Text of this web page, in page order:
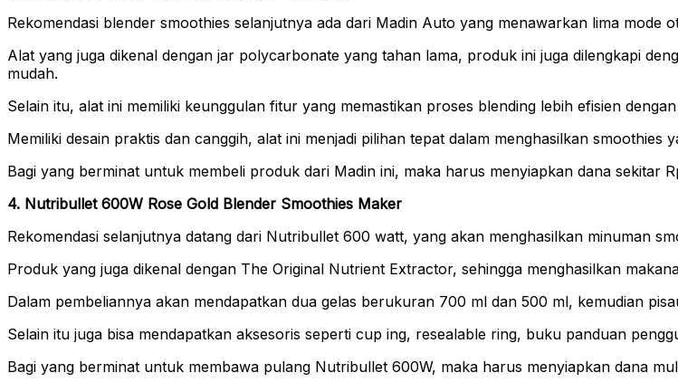
Rekomendasi blender smoothies selanjutnya ada dari Madin Auto yang menawarkan lima mode
Alat yang juga dikenal dengan jar polycarbonate yang tahan lama, produk ini juga dilengkapi
mudah.
Selain itu, alat ini memiliki keunggulan fitur yang memastikan proses blending lebih efisien
Memiliki desain praktis dan canggih, alat ini menjadi pilihan tepat dalam menghasilkan smoothies
Bagi yang berminat untuk membeli produk dari Madin ini, maka harus menyiapkan dana sekitar
4. Nutribullet 600W Rose Gold Blender Smoothies Maker
Rekomendasi selanjutnya datang dari Nutribullet 600 watt, yang akan menghasilkan minuman
Produk yang juga dikenal dengan The Original Nutrient Extractor, sehingga menghasilkan
Dalam pembeliannya akan mendapatkan dua gelas berukuran 700 ml dan 500 ml, kemudian
Selain itu juga bisa mendapatkan aksesoris seperti cup ing, resealable ring, buku panduan
Bagi yang berminat untuk membawa pulang Nutribullet 600W, maka harus menyiapkan dana